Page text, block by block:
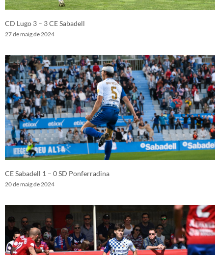
CD Lugo 3 – 3 CE Sabadell
27 de maig de 2024
CE Sabadell 1 – 0 SD Ponferradina
20 de maig de 2024